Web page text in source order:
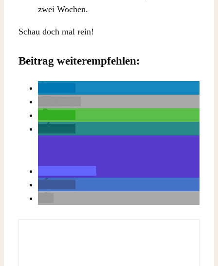
zwei Wochen.
Schau doch mal rein!
Beitrag weiterempfehlen: